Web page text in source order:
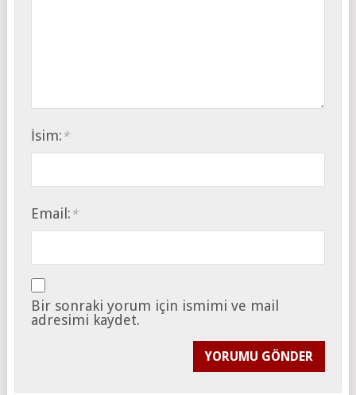
İsim: *
Email: *
Bir sonraki yorum için ismimi ve mail
adresimi kaydet.